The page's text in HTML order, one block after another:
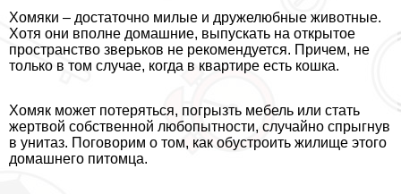
Хомяки – достаточно милые и дружелюбные животные.
Хотя они вполне домашние, выпускать на открытое
прострaнcтво зверьков не рекомендуется. Причем, не
только в том случае, когда в квартире есть кошка.
Хомяк может потеряться, погрызть мебель или стать
жертвой собственной любопытности, случайно спрыгнув
в унитаз. Поговорим о том, как обустроить жилище этого
домашнего питомца.